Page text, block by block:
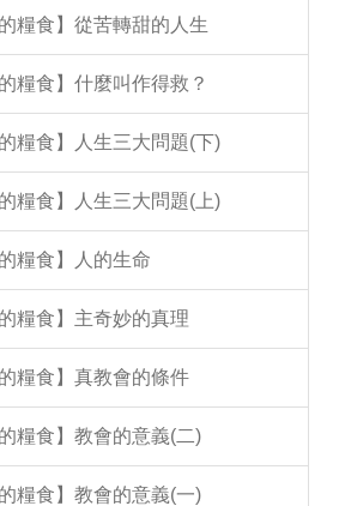
糧食】從苦轉甜的人生
糧食】什麼叫作得救？
糧食】人生三大問題(下)
糧食】人生三大問題(上)
糧食】人的生命
糧食】主奇妙的真理
糧食】真教會的條件
糧食】教會的意義(二)
糧食】教會的意義(一)